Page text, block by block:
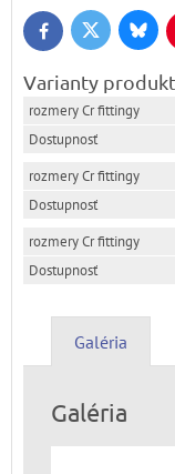
FacebookTwitter
Varianty
Galéria
Galéria